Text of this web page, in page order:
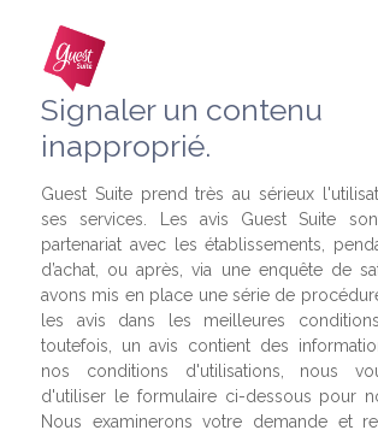
Signaler un contenu
inapproprié.
Guest Suite prend très au sérieux
ses services. Les avis Guest Suite
partenariat avec les établissements,
d’achat, ou après, via une enquête de
avons mis en place une série de
les avis dans les meilleures
toutefois, un avis contient des
nos conditions d'utilisations, nous
d'utiliser le formulaire ci-dessous pour
Nous examinerons votre demande et